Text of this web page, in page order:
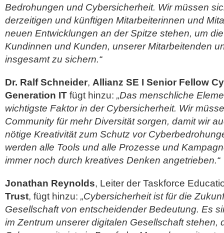
Bedrohungen und Cybersicherheit. Wir müssen
derzeitigen und künftigen Mitarbeiterinnen und
neuen Entwicklungen an der Spitze stehen, um
Kundinnen und Kunden, unserer Mitarbeitenden
insgesamt zu sichern.“
Dr. Ralf Schneider, Allianz SE I Senior Fellow
Generation IT fügt hinzu: „Das menschliche
wichtigste Faktor in der Cybersicherheit. Wir
Community für mehr Diversität sorgen, damit wir
nötige Kreativität zum Schutz vor
werden alle Tools und alle Prozesse und
immer noch durch kreatives Denken angetrieben.“
Jonathan Reynolds, Leiter der Taskforce
Trust, fügt hinzu: „Cybersicherheit ist für die
Gesellschaft von entscheidender Bedeutung. Es
im Zentrum unserer digitalen Gesellschaft stehen,